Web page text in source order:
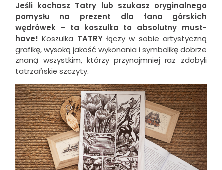
Jeśli kochasz Tatry lub szukasz oryginalnego
pomysłu na prezent dla fana górskich
wędrówek – ta koszulka to absolutny must-
have! Koszulka TATRYłączy w sobie artystyczną
grafikę, wysoką jakość wykonania i symbolikę dobrze
znaną wszystkim, którzy przynajmniej raz zdobyli
tatrzańskie szczyty.